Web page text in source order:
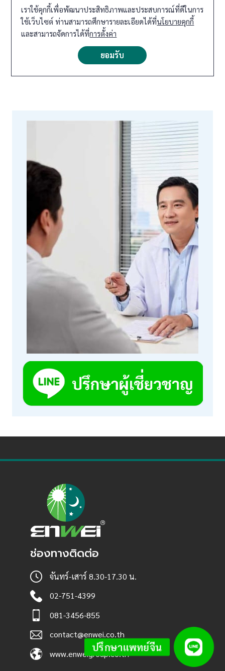
ไซนัสอักเสบเกิดจากสาเหตุใด การแพทย์แบบจีนช่วยได้
ช่องทางติดต่อ
จันทร์-เสาร์ 8.30-17.30 น.
02-751-4399
081-3456-855
contact@enwei.co.th
www.enweigroup.co.th
ปรึกษาแพทย์จีน
เราใช้คุกกี้เพื่อพัฒนาประสิทธิภาพและประสบการณ์ที่ดีในการ
ใช้เว็บไซต์ ท่านสามารถศึกษารายละเอียดได้ที่นโยบายคุกกี้
และสามารถจัดการได้ที่การตั้งค่า
ยอมรับ